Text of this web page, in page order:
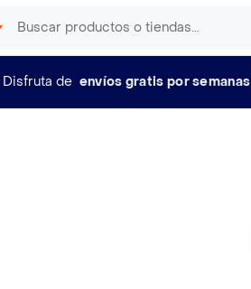
Disfruta de envíos gratis por semanas